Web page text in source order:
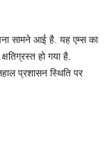
सामने आई है. यह एम्स का
हो गया है.
प्रशासन स्थिति पर